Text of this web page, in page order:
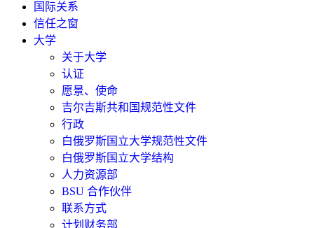
国际关系
信任之窗
大学
关于大学
认证
愿景、使命
吉尔吉斯共和国规范性文件
行政
白俄罗斯国立大学规范性文件
白俄罗斯国立大学结构
人力资源部
BSU 合作伙伴
联系方式
计划财务部